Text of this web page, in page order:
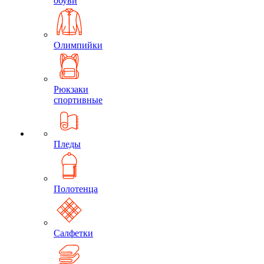
Олимпийки
Рюкзаки
спортивные
Пледы
Полотенца
Салфетки